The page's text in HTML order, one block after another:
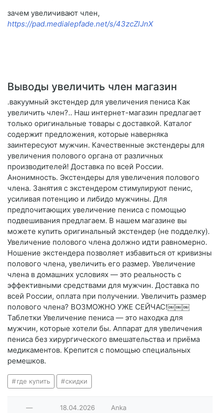
зачем увеличивают член,
https://pad.medialepfade.net/s/43zcZlJnX
Выводы увеличить член магазин
.вакуумный экстендер для увеличения пениса Как
увеличить член?.. Наш интернет-магазин предлагает
только оригинальные товары с доставкой. Каталог
содержит предложения, которые наверняка
заинтересуют мужчин. Качественные экстендеры для
увеличения полового органа от различных
производителей! Доставка по всей России.
Анонимность. Экстендеры для увеличения полового
члена. Занятия с экстендером стимулируют пенис,
усиливая потенцию и либидо мужчины. Для
предпочитающих увеличение пениса с помощью
подвешивания предлагаем. В нашем магазине вы
можете купить оригинальный экстендер (не подделку).
Увеличение полового члена должно идти равномерно.
Ношение экстендера позволяет избавиться от кривизны
полового члена, увеличить его размер. Увеличение
члена в домашних условиях — это реальность с
эффективными средствами для мужчин. Доставка по
всей России, оплата при получении. Увеличить размер
полового члена? ВОЗМОЖНО УЖЕ СЕЙЧАС!￼￼￼
Таблетки Увеличение пениса ― это находка для
мужчин, которые хотели бы. Аппарат для увеличения
пениса без хирургического вмешательства и приёма
медикаментов. Крепится с помощью специальных
ремешков.
где купить скидки
— 18.04.2026 Anka